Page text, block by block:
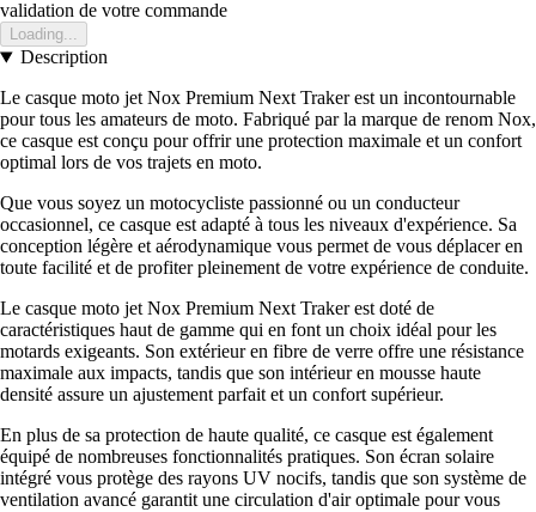
validation de votre commande
Loading...
Description
Le casque moto jet Nox Premium Next Traker est un incontournable
pour tous les amateurs de moto. Fabriqué par la marque de renom Nox,
ce casque est conçu pour offrir une protection maximale et un confort
optimal lors de vos trajets en moto.
Que vous soyez un motocycliste passionné ou un conducteur
occasionnel, ce casque est adapté à tous les niveaux d'expérience. Sa
conception légère et aérodynamique vous permet de vous déplacer en
toute facilité et de profiter pleinement de votre expérience de conduite.
Le casque moto jet Nox Premium Next Traker est doté de
caractéristiques haut de gamme qui en font un choix idéal pour les
motards exigeants. Son extérieur en fibre de verre offre une résistance
maximale aux impacts, tandis que son intérieur en mousse haute
densité assure un ajustement parfait et un confort supérieur.
En plus de sa protection de haute qualité, ce casque est également
équipé de nombreuses fonctionnalités pratiques. Son écran solaire
intégré vous protège des rayons UV nocifs, tandis que son système de
ventilation avancé garantit une circulation d'air optimale pour vous